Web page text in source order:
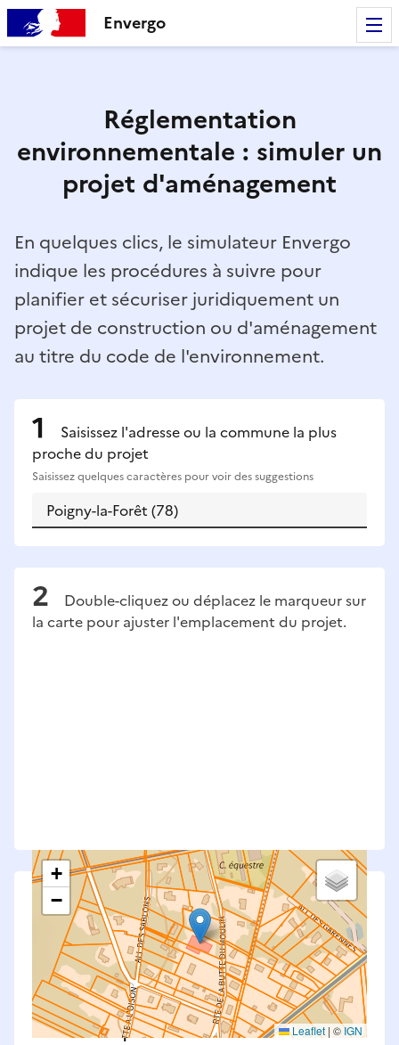
Envergo
Réglementation
environnementale : simuler un
projet d'aménagement
En quelques clics, le simulateur Envergo
indique les procédures à suivre pour
planifier et sécuriser juridiquement un
projet de construction ou d'aménagement
au titre du code de l'environnement.
Saisissez l'adresse ou la commune la plus
proche du projet
Saisissez quelques caractères pour voir des suggestions
Double-cliquez ou déplacez le marqueur sur
la carte pour ajuster l'emplacement du projet.
+
−
Leaflet | ©IGN
Saisissez les surfaces aménagées par le projet
Surfaces à prendre en compte : bâti, voirie,
espaces verts, remblais et bassins — impacts
définitifs et temporaires (travaux).
Nouveaux impacts